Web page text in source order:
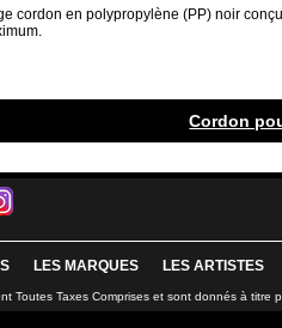
cordon en polypropylène (PP) noir
Cordon
LES MARQUES LES ARTISTES
Toutes Taxes Comprises et sont donnés à